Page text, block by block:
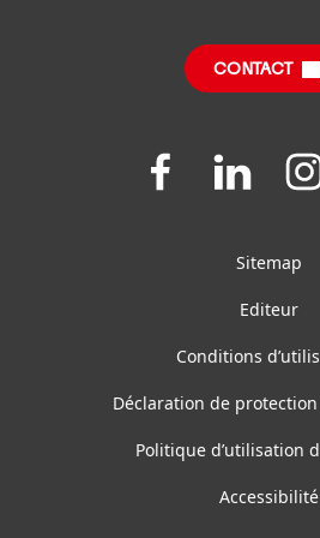
Fiches produits relatives aux
caractéristiques
CONTACT
Join
Join
on
Join
on
Sitemap
Editeur
Conditions
Déclaration de
Politique d’utilisation
Accessibilité